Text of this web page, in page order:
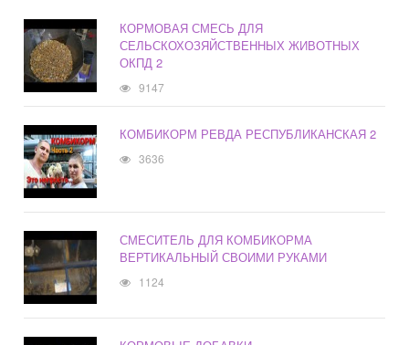
КОРМОВАЯ СМЕСЬ ДЛЯ
СЕЛЬСКОХОЗЯЙСТВЕННЫХ ЖИВОТНЫХ
ОКПД 2
9147
КОМБИКОРМ РЕВДА РЕСПУБЛИКАНСКАЯ 2
3636
СМЕСИТЕЛЬ ДЛЯ КОМБИКОРМА
ВЕРТИКАЛЬНЫЙ СВОИМИ РУКАМИ
1124